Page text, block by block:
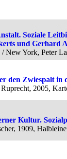
Soziale
und Gerhard
New York, Peter
den Zwiespalt in
2005,
Kultur.
1909,